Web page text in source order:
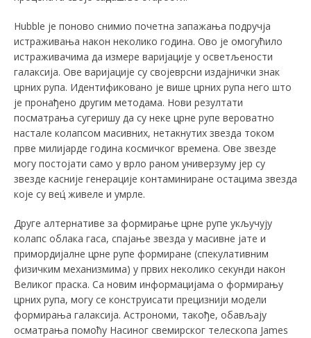
Hubble је поново снимио почетна запажања подручја
истраживања након неколико година. Ово је омогућило
истраживачима да измере варијације у осветљености
галаксија. Ове варијације су својеврсни издајнички знак
црних рупа. Идентификовано је више црних рупа него што
је пронађено другим методама. Нови резултати
посматрања сугеришу да су неке црне рупе вероватно
настале колапсом масивних, нетакнутих звезда током
прве милијарде година космичког времена. Ове звезде
могу постојати само у врло раном универзуму јер су
звезде касније генерације контаминиране остацима звезда
које су вец́ живеле и умрле.
Друге алтернативе за формирање црне рупе укључују
колапс облака гаса, спајање звезда у масивне јате и
примордијалне црне рупе формиране (спекулативним
физичким механизмима) у првих неколико секунди након
Великог праска. Са новим информацијама о формирању
црних рупа, могу се конструисати прецизнији модели
формирања галаксија. Астрономи, такође, обављају
осматрања помоћу Насиног свемирског телескопа James